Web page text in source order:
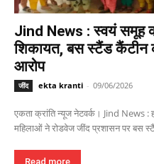
Jind News : स्वयं समूह
शिकायत, बस स्टैंड कैंटीन
आरोप
जींद ekta kranti - 09/06/2026
एकता क्रांति न्यूज नेटवर्क। Jind News :
महिलाओं ने रोडवेज जींद प्रशासन पर बस
Read more